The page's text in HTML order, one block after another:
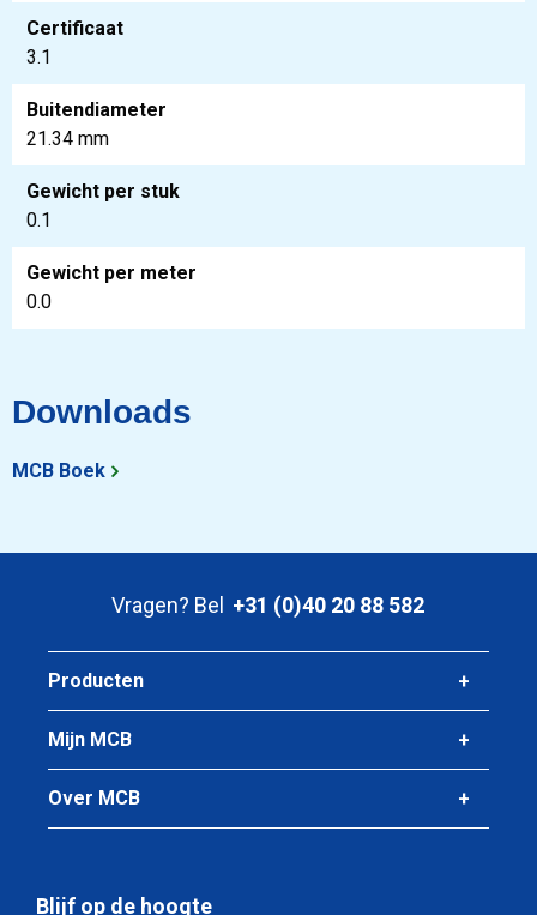
Certificaat
3.1
Buitendiameter
21.34 mm
Gewicht per stuk
0.1
Gewicht per meter
0.0
Downloads
MCB Boek
Vragen? Bel +31 (0)40 20 88 582
Producten
Mijn MCB
Over MCB
Blijf op de hoogte